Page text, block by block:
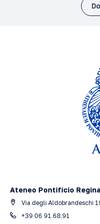
Ateneo Pontificio
Via degli Aldobrandeschi
+39 06 91.68.91